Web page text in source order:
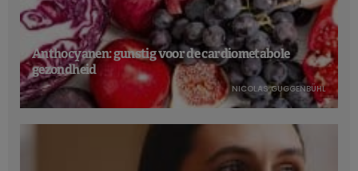
Anthocyanen: gunstig voor de cardiometabole
gezondheid
NICOLAS GUGGENBÜHL